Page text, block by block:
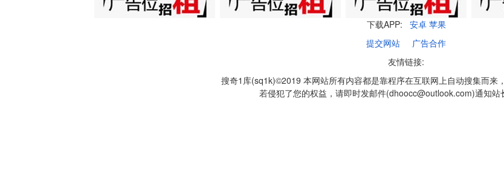
下载APP: 安卓 苹果
提交网站
广告合作
友情链接:
搜奇1库(sq1k)©2019 本网站所有内容都是靠程序在互联网上自动搜集而来
若侵犯了您的权益，请即时发邮件(dhoocc@outlook.com)通知站